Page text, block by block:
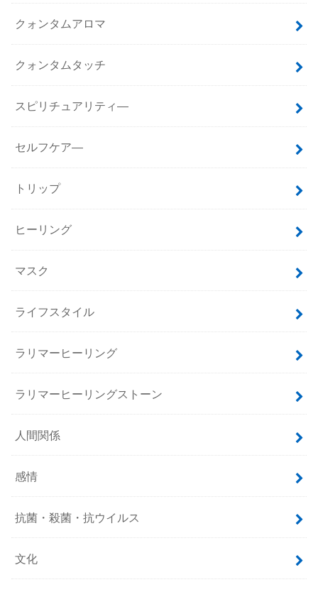
クォンタムアロマ
クォンタムタッチ
スピリチュアリティ―
セルフケア―
トリップ
ヒーリング
マスク
ライフスタイル
ラリマーヒーリング
ラリマーヒーリングストーン
人間関係
感情
抗菌・殺菌・抗ウイルス
文化